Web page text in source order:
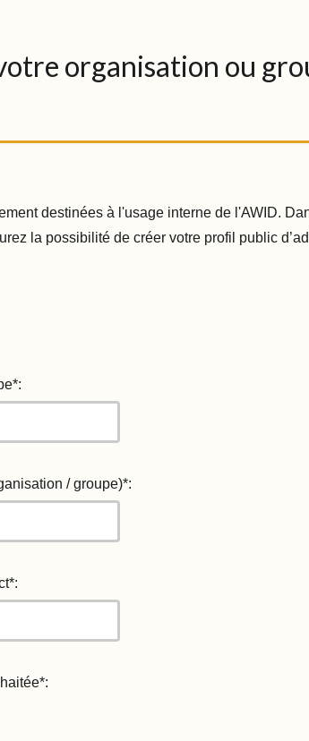
organisation ou
destinées à l'usage interne de l'AWID.
la possibilité de créer votre profil public
/ groupe)*: